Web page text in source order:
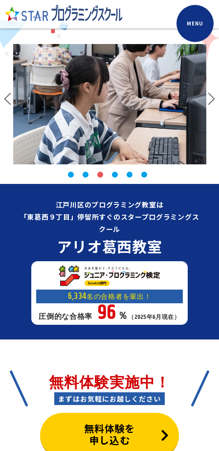
MENU
江戸川区のプログラミング教室は
「東葛西９丁目」停留所すぐのスタープログラミングス
クール
アリオ葛西教室
6,334名の合格者を輩出！
圧倒的な合格率 96 ％ （2025年6月現在）
無料体験実施中！
まずはお気軽にお越しください
無料体験を
申し込む